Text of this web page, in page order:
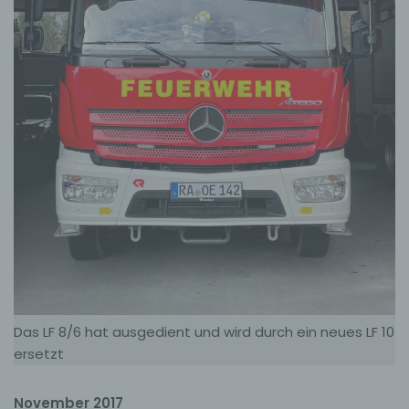
Das LF 8/6 hat ausgedient und wird durch ein neues LF 10
ersetzt
November 2017
Die betroffene Person kann die Setzung von
Cookies durch unsere Internetseite jederzeit
mittels einer entsprechenden Einstellung des
genutzten Internetbrowsers verhindern und damit
der Setzung von Cookies dauerhaft
widersprechen. Ferner können bereits gesetzte
Cookies jederzeit über einen Internetbrowser oder
andere Softwareprogramme gelöscht werden. Dies
ist in allen gängigen Internetbrowsern möglich.
Deaktiviert die betroffene Person die Setzung von
Cookies in dem genutzten Internetbrowser, sind
unter Umständen nicht alle Funktionen unserer
Internetseite vollumfänglich nutzbar.
Informationen
Die Internetseite erfasst mit jedem Aufruf der